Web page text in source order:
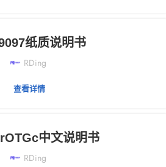
纸质说明书
RDing
查看详情
中文说明书
RDing